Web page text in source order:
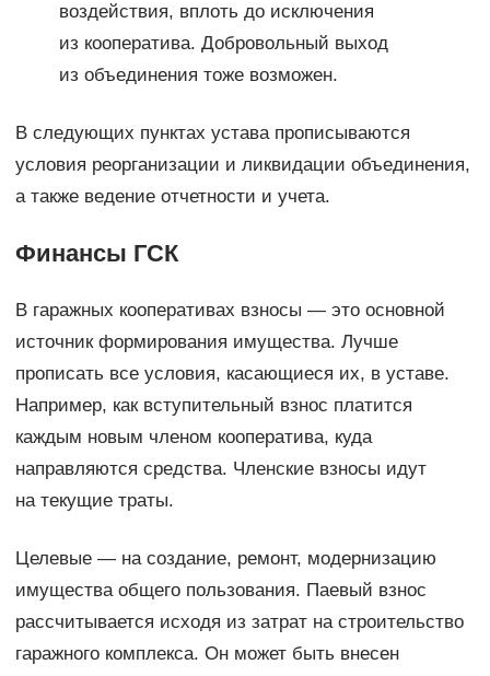
воздействия, вплоть до исключения
из кооператива. Добровольный выход
из объединения тоже возможен.
В следующих пунктах устава прописываются
условия реорганизации и ликвидации объединения,
а также ведение отчетности и учета.
Финансы ГСК
В гаражных кооперативах взносы — это основной
источник формирования имущества. Лучше
прописать все условия, касающиеся их, в уставе.
Например, как вступительный взнос платится
каждым новым членом кооператива, куда
направляются средства. Членские взносы идут
на текущие траты.
Целевые — на создание, ремонт, модернизацию
имущества общего пользования. Паевый взнос
рассчитывается исходя из затрат на строительство
гаражного комплекса. Он может быть внесен